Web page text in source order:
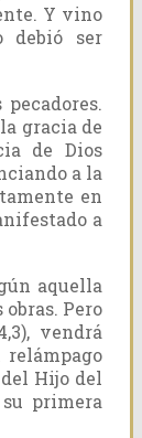
Y vino
debió ser
gracia de
de Dios
a la
en
a
aquella
Pero
vendrá
Hijo del
primera